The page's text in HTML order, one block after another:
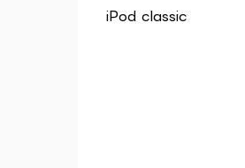
iPod classic